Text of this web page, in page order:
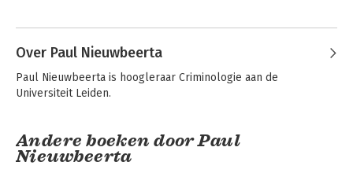
Bekijk alle boeken
Over Paul Nieuwbeerta
Paul Nieuwbeerta is hoogleraar Criminologie aan de
Universiteit Leiden.
Andere boeken door Paul
Nieuwbeerta